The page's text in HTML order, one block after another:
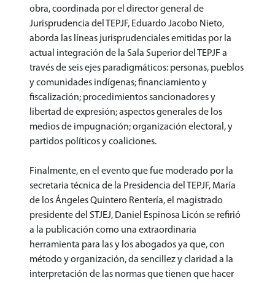
obra, coordinada por el director general de
Jurisprudencia del TEPJF, Eduardo Jacobo Nieto,
aborda las líneas jurisprudenciales emitidas por la
actual integración de la Sala Superior del TEPJF a
través de seis ejes paradigmáticos: personas, pueblos
y comunidades indígenas; financiamiento y
fiscalización; procedimientos sancionadores y
libertad de expresión; aspectos generales de los
medios de impugnación; organización electoral, y
partidos políticos y coaliciones.
Finalmente, en el evento que fue moderado por la
secretaria técnica de la Presidencia del TEPJF, María
de los Ángeles Quintero Rentería, el magistrado
presidente del STJEJ, Daniel Espinosa Licón se refirió
a la publicación como una extraordinaria
herramienta para las y los abogados ya que, con
método y organización, da sencillez y claridad a la
interpretación de las normas que tienen que hacer